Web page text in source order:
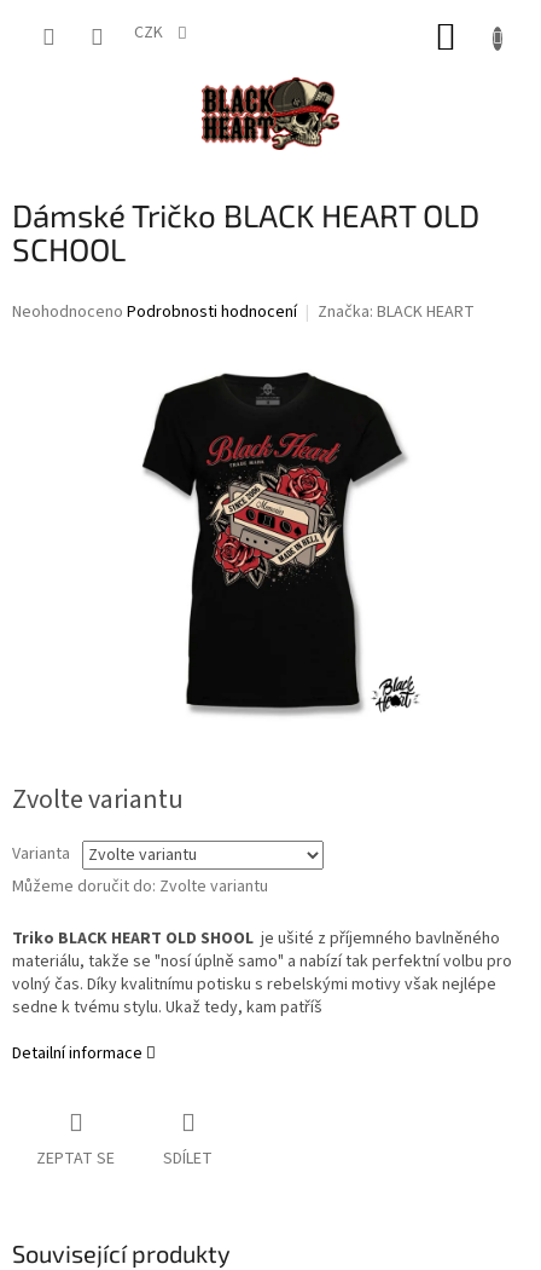
CZK
Dámské Tričko BLACK HEART OLD
SCHOOL
Průměrné
Neohodnoceno Podrobnosti hodnocení Značka: BLACK HEART
Zvolte variantu
Varianta
Můžeme doručit do: Zvolte variantu
Triko BLACK HEART OLD SHOOL je ušité z příjemného bavlněného
materiálu, takže se "nosí úplně samo" a nabízí tak perfektní volbu pro
volný čas. Díky kvalitnímu potisku s rebelskými motivy však nejlépe
sedne k tvému stylu. Ukaž tedy, kam patříš
Detailní informace
ZEPTAT SE SDÍLET
Související produkty